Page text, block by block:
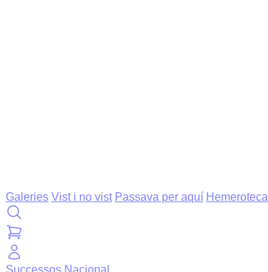
Galeries Vist i no vist Passava per aquí Hemeroteca
Successos Nacional